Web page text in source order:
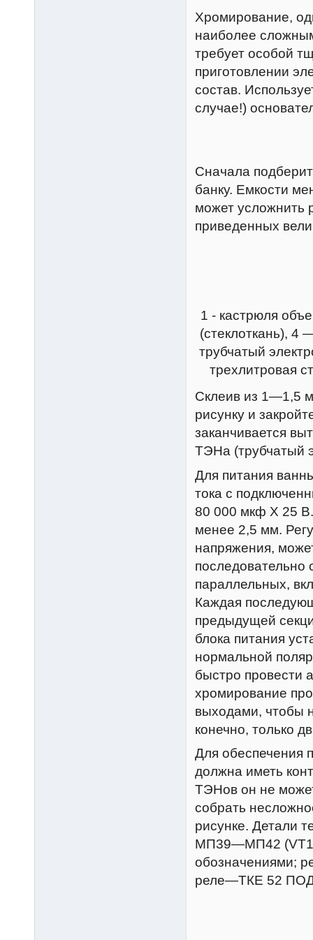
Хромирование,
наиболее
требует особой
приготовлении
состав.
случае!)
Сначала
банку. Емкости
может усложнить
приведенных
1 - кастрюля
(стеклоткань), 4
трубчатый
трехлитровая
Склеив из 1—1,5
рисунку и
заканчивается
ТЭНа (трубчатый
Для питания
тока с
80 000 мкф X 25
менее 2,5 мм.
напряжения,
последовательно
параллельных,
Каждая
предыдущей
блока питания
нормальной
быстро провести
хромирование
выходами, чтобы
конечно, только
Для обеспечения
должна иметь
ТЭНов он не
собрать
рисунке. Детали
МП39—МП42
обозначениями;
реле—ТКЕ 52